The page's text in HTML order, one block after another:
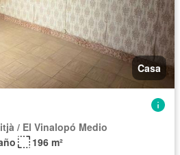
Casa
/ El Vinalopó Medio
196 m²